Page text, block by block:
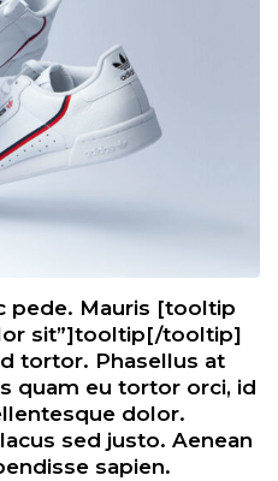
pede. Mauris [tooltip
sit”]tooltip[/tooltip]
tortor. Phasellus at
quam eu tortor orci, id
dolor.
sed justo. Aenean
sapien.